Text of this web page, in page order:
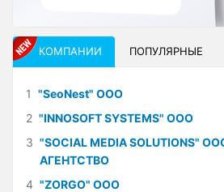
КОМПАНИИ ПОПУЛЯРНЫЕ
1 "SeoNest" ООО
2 "INNOSOFT SYSTEMS" ООО
3 "SOCIAL MEDIA SOLUTIONS"
АГЕНТСТВО
4 "ZORGO" ООО